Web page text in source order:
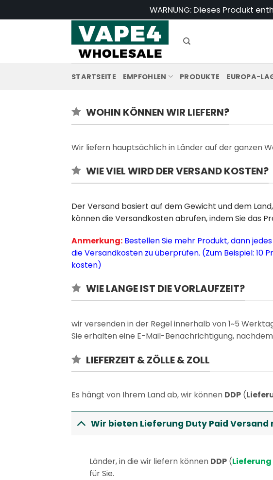
Inhalt
WARNUNG: Dieses Produkt
STARTSEITE EMPFOHLEN PRODUKTE EUROPA-
WOHIN KÖNNEN WIR LIEFERN?
Wir liefern hauptsächlich in Länder auf der ganzen
WIE VIEL WIRD DER VERSAND KOSTEN?
Der Versand basiert auf dem Gewicht und dem
können die Versandkosten abrufen, indem Sie das
Anmerkung: Bestellen Sie mehr Produkt, dann
die Versandkosten zu überprüfen. (Zum Beispiel: 10
kosten)
WIE LANGE IST DIE VORLAUFZEIT?
wir versenden in der Regel innerhalb von 1~5
Sie erhalten eine E-Mail-Benachrichtigung,
LIEFERZEIT & ZÖLLE & ZOLL
Es hängt von Ihrem Land ab, wir können DDP (
Wir bieten Lieferung Duty Paid Versand
Länder, in die wir liefern können DDP(
für Sie.